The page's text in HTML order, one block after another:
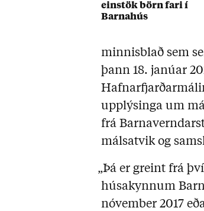
einstök börn fari í
Barnahús
minnisblað sem
þann 18. janúar
upplýsinga um
frá
málsatvik og
„Þá er greint frá
húsakynnum
nóvember 2017